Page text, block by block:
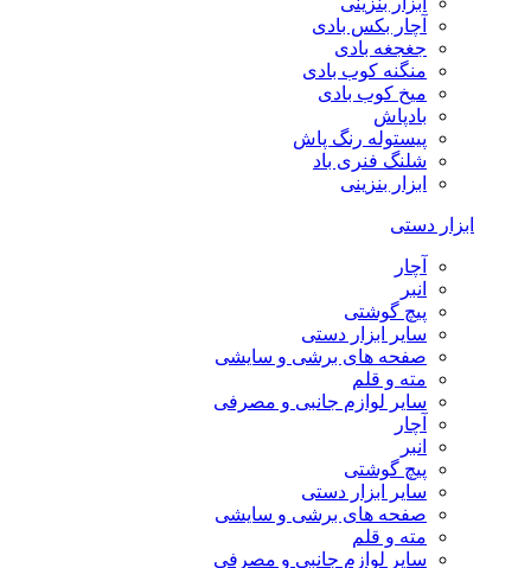
آچار بکس بادی
جغجغه بادی
منگنه کوب بادی
میخ کوب بادی
بادپاش
پیستوله رنگ پاش
شلنگ فنری باد
ابزار بنزینی
ابزار دستی
آچار
انبر
پیچ گوشتی
سایر ابزار دستی
صفحه های برشی و سایشی
مته و قلم
سایر لوازم جانبی و مصرفی
آچار
انبر
پیچ گوشتی
سایر ابزار دستی
صفحه های برشی و سایشی
مته و قلم
سایر لوازم جانبی و مصرفی